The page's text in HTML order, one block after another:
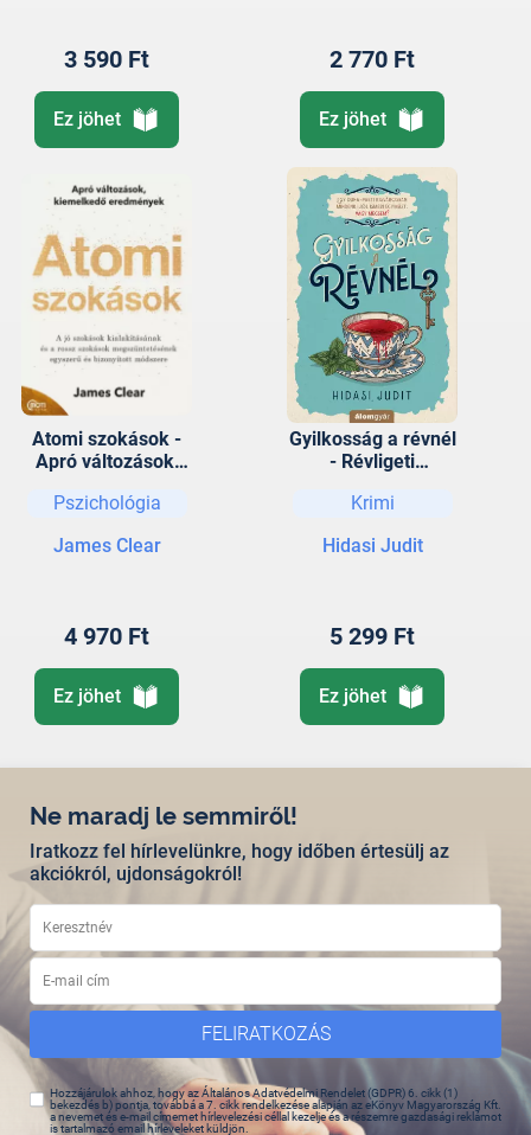
3 590 Ft
Ez jöhet
2 770 Ft
Ez jöhet
Atomi szokások -
Apró változások,
eredmények
Pszichológia
James Clear
4 970 Ft
Ez jöhet
Gyilkosság a révnél
- Révligeti
Krimi
Hidasi Judit
5 299 Ft
Ez jöhet
Ne maradj le semmiről!
Iratkozz fel hírlevelünkre, hogy időben értesülj az
akciókról, ujdonságokról!
FELIRATKOZÁS
Hozzájárulok ahhoz, hogy az Általános Adatvédelmi Rendelet (GDPR) 6. cikk (1)
bekezdés b) pontja, továbbá a 7. cikk rendelkezése alapján az eKönyv Magyarország Kft.
a nevemet és e-mail címemet hírlevelezési céllal kezelje és a részemre gazdasági reklámot
is tartalmazó email hírleveleket küldjön.